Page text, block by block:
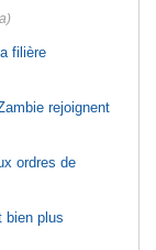
Club Africain hérite
sanitaire au pays -
filière
rejoignent
ordres de
bien plus